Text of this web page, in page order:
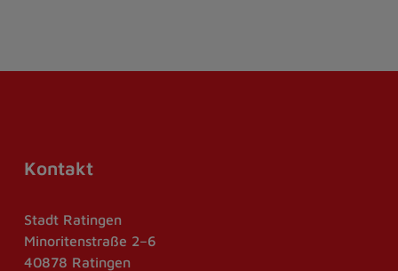
Kontakt
Stadt Ratingen
Minoritenstraße 2–6
40878 Ratingen